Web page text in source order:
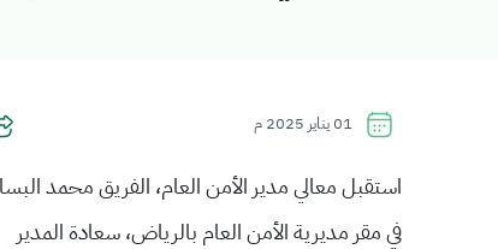
01 يناير 2025 م
استقبل معالي مدير الأمن العام، الفريق محمد
في مقر مديرية الأمن العام بالرياض، سعادة المدير